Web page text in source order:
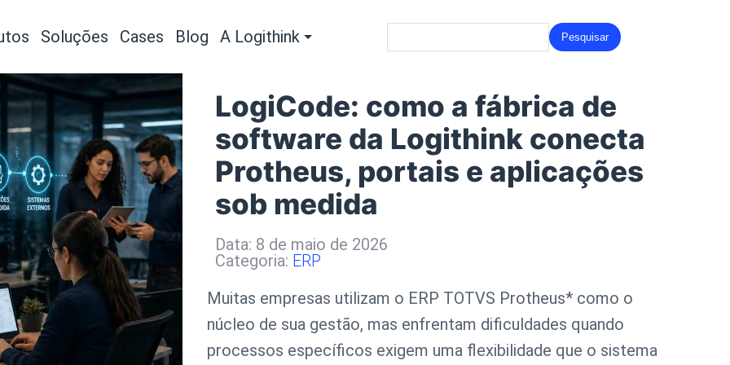
Soluções Cases Blog A Logithink
LogiCode: como a fábrica de
software da Logithink conecta
Protheus, portais e aplicações
sob medida
Data: 8 de maio de 2026
Categoria: ERP
Muitas empresas utilizam o ERP TOTVS Protheus* como o
núcleo de sua gestão, mas enfrentam dificuldades quando
processos específicos exigem uma flexibilidade que o sistema